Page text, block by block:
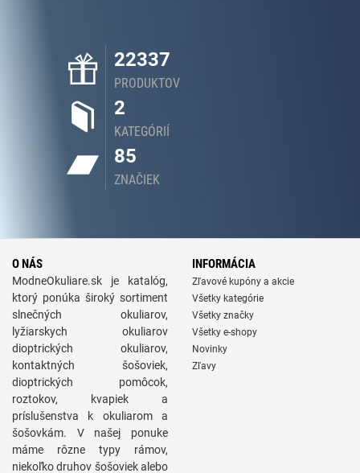
22337
PRODUKTOV
2
KATEGÓRIÍ
85
ZNAČIEK
O NÁS
ModneOkuliare.sk je katalóg,
ktorý ponúka široký sortiment
slnečných okuliarov,
lyžiarskych okuliarov
dioptrických okuliarov,
kontaktných šošoviek,
dioptrických pomôcok,
roztokov, kvapiek a
príslušenstva k okuliarom a
šošovkám. V našej ponuke
máme rôzne typy rámov,
niekoľko druhov šošoviek alebo
INFORMÁCIA
Zľavové kupóny a akcie
Všetky kategórie
Všetky značky
Všetky e-shopy
Novinky
Zľavy